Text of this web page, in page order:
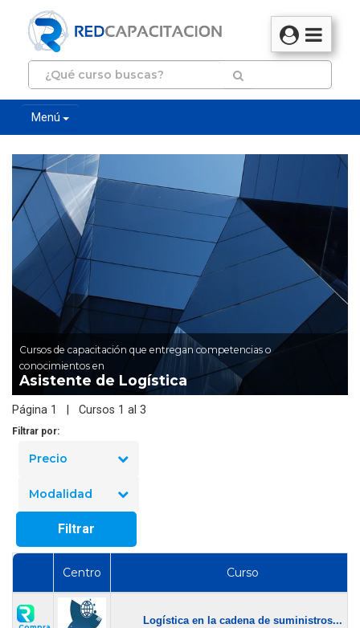
Menú
Cursos de capacitación que entregan competencias o
conocimientos en
Asistente de Logística
Página 1 | Cursos 1 al 3
Filtrar por:
Precio
Modalidad
Filtrar
Centro Curso
Logística en la cadena de suministros...